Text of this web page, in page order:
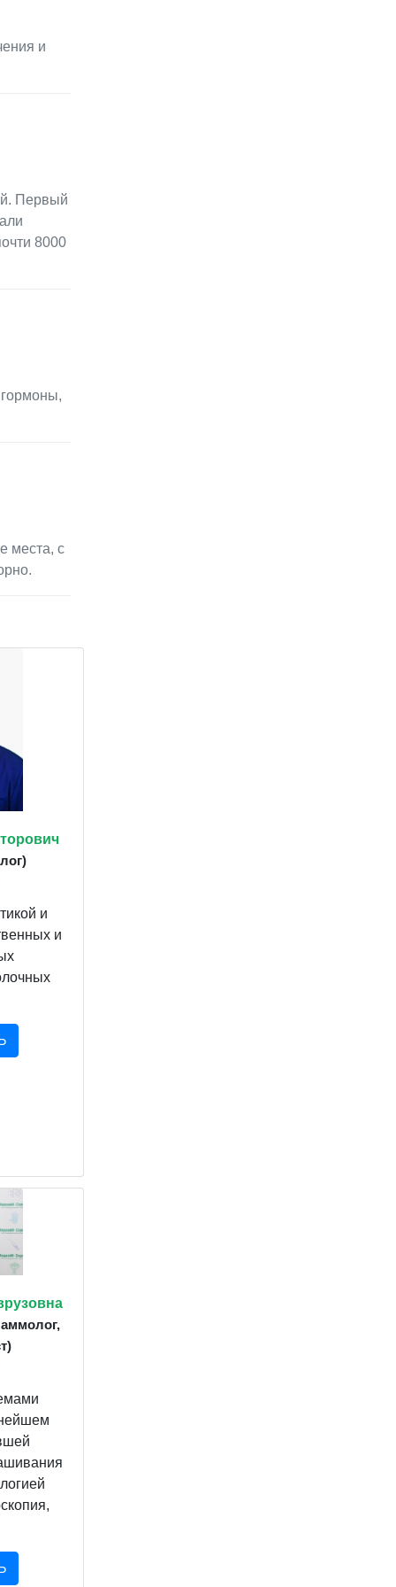
и
Первый
8000
места, с
и
и